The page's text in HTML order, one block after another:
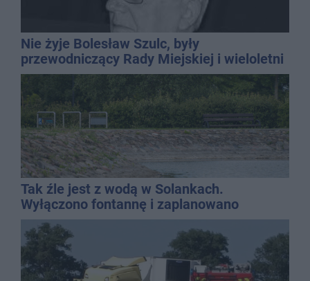
Nie żyje Bolesław Szulc, były
przewodniczący Rady Miejskiej i wieloletni
dyrektor SP 14
Tak źle jest z wodą w Solankach.
Wyłączono fontannę i zaplanowano
dolewkę